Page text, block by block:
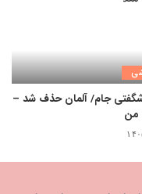
شگفتی جام/ آلمان حذف شد –
من